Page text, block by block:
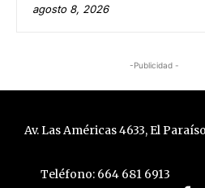
agosto 8, 2026
-Publicidad -
Av. Las Américas 4633, El
Teléfono: 664 681 6913